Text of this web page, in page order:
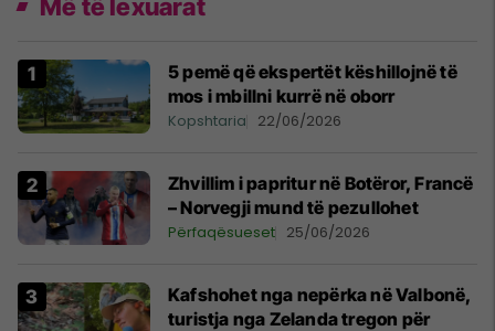
Më të lexuarat
5 pemë që ekspertët këshillojnë të
mos i mbillni kurrë në oborr
Kopshtaria 22/06/2026
Zhvillim i papritur në Botëror, Francë
– Norvegji mund të pezullohet
Përfaqësueset 25/06/2026
Kafshohet nga nepërka në Valbonë,
turistja nga Zelanda tregon për